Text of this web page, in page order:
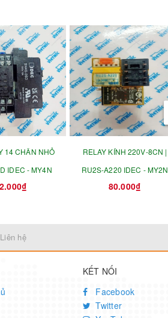
14 CHÂN NHỎ
IDEC - MY4N
RELAY KÍNH 220V-8CN |
RU2S-A220 IDEC - MY2N
80.000₫
hệ
KẾT NỐI
Facebook
Twitter